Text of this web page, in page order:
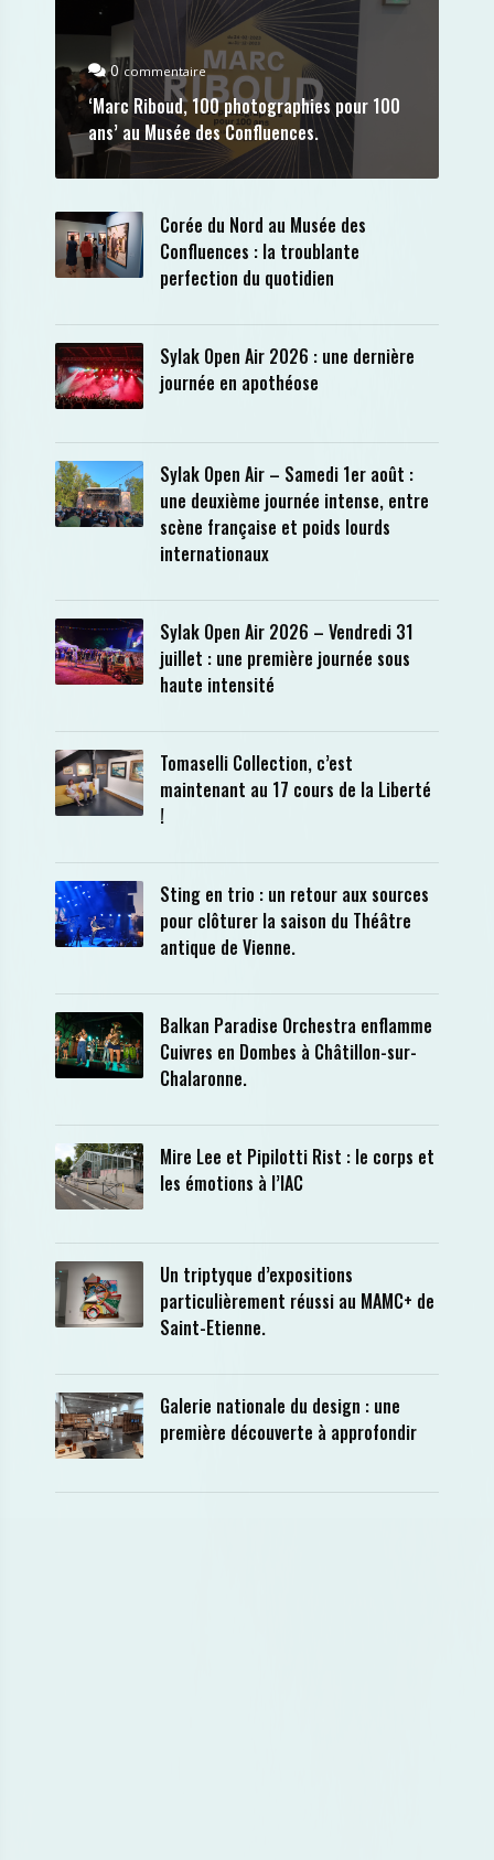
0commentaire
‘Marc Riboud, 100 photographies pour 100
ans’ au Musée des Confluences.
Corée du Nord au Musée des
Confluences : la troublante
perfection du quotidien
Sylak Open Air 2026 : une dernière
journée en apothéose
Sylak Open Air – Samedi 1er août :
une deuxième journée intense, entre
scène française et poids lourds
internationaux
Sylak Open Air 2026 – Vendredi 31
juillet : une première journée sous
haute intensité
Tomaselli Collection, c’est
maintenant au 17 cours de la Liberté
!
Sting en trio : un retour aux sources
pour clôturer la saison du Théâtre
antique de Vienne.
Balkan Paradise Orchestra enflamme
Cuivres en Dombes à Châtillon-sur-
Chalaronne.
Mire Lee et Pipilotti Rist : le corps et
les émotions à l’IAC
Un triptyque d’expositions
particulièrement réussi au MAMC+ de
Saint-Etienne.
Galerie nationale du design : une
première découverte à approfondir